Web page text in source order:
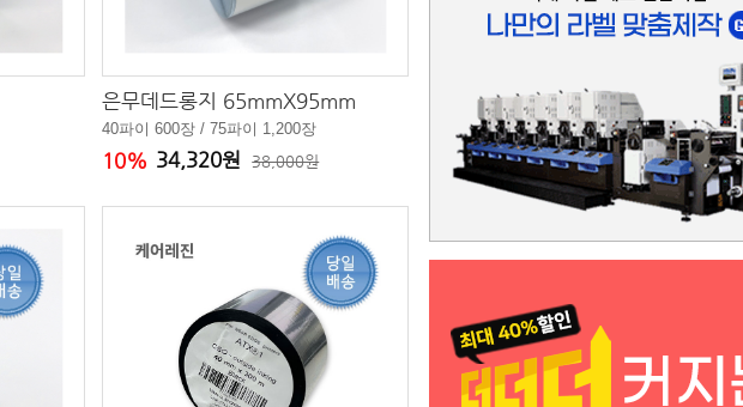
은무데드롱지 65mmX95mm
40파이 600장 / 75파이 1,200장
10% 34,320원 38,000원